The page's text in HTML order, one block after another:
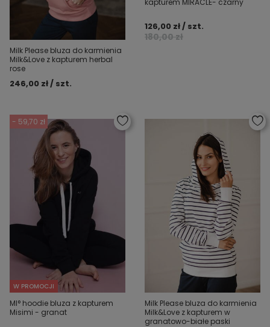
Milk Please bluza do karmienia
Milk&Love z kapturem herbal
rose
246,00 zł / szt.
180,00 zł
126,00 zł / szt.
- 59,70 zł
W PROMOCJI
MI° hoodie bluza z kapturem
Misimi - granat
Milk Please bluza do karmienia
Milk&Love z kapturem w
granatowo-białe paski